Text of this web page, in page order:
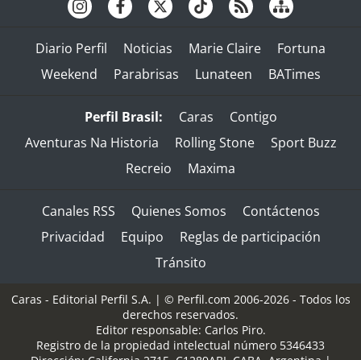
Diario Perfil Noticias Marie Claire
Fortuna
Weekend
Parabrisas Lunateen BATimes
Perfil Brasil: Caras
Contigo
Aventuras Na Historia
Rolling Stone
Sport Buzz
Recreio
Maxima
Canales RSS Quienes Somos
Contáctenos
Privacidad
Equipo
Reglas de participación
Tránsito
Caras - Editorial Perfil S.A. | © Perfil.com 2006-2026 - Todos los
derechos reservados.
Editor responsable: Carlos Piro.
Registro de la propiedad intelectual número 5346433